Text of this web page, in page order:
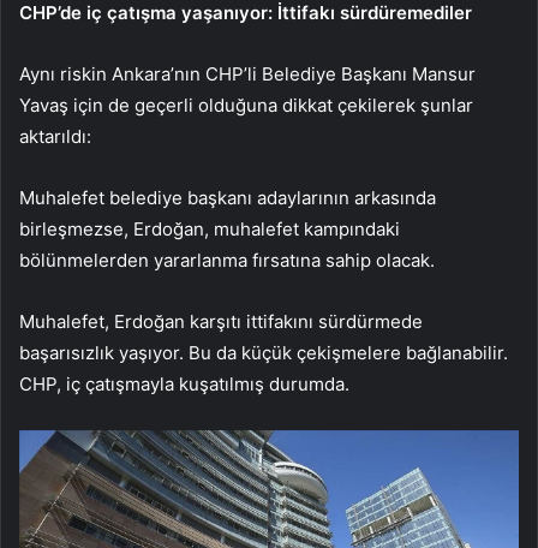
CHP’de iç çatışma yaşanıyor: İttifakı sürdüremediler
Aynı riskin Ankara’nın CHP’li Belediye Başkanı Mansur
Yavaş için de geçerli olduğuna dikkat çekilerek şunlar
aktarıldı:
Muhalefet belediye başkanı adaylarının arkasında
birleşmezse, Erdoğan, muhalefet kampındaki
bölünmelerden yararlanma fırsatına sahip olacak.
Muhalefet, Erdoğan karşıtı ittifakını sürdürmede
başarısızlık yaşıyor. Bu da küçük çekişmelere bağlanabilir.
CHP, iç çatışmayla kuşatılmış durumda.